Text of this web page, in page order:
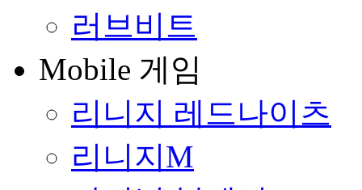
러브비트
Mobile 게임
리니지 레드나이츠
리니지M